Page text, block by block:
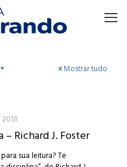
Mostrar tudo
Richard J. Foster
sua leitura? Te